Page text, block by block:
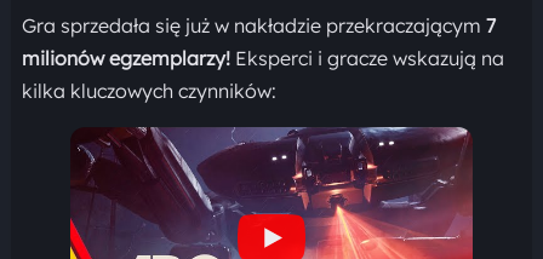
Gra sprzedała się już w nakładzie przekraczającym 7
milionów egzemplarzy!Eksperci i gracze wskazują na
kilka kluczowych czynników: